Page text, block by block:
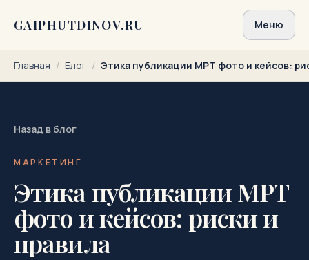
GAIPHUTDINOV.RU Меню
Главная / Блог / Этика публикации МРТ фото и кейсов:
Назад в блог
МАРКЕТИНГ
Этика публикации МРТ
фото и кейсов: риски и
правила